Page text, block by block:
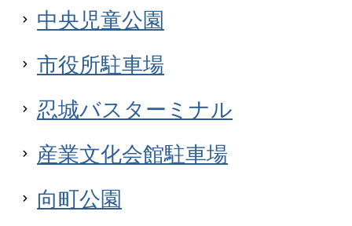
中央児童公園
市役所駐車場
忍城バスターミナル
産業文化会館駐車場
向町公園